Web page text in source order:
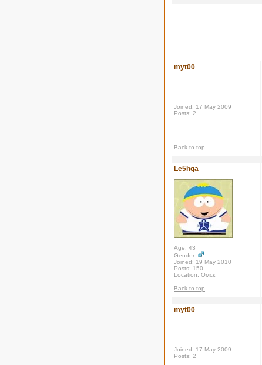
myt00
Joined: 17 May 2009
Posts: 2
Back to top
Le5hqa
Age: 43
Gender:
Joined: 19 May 2010
Posts: 150
Location: Омск
Back to top
myt00
Joined: 17 May 2009
Posts: 2